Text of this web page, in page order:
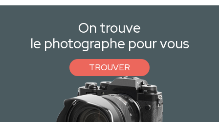
On trouve
le photographe pour vous
TROUVER